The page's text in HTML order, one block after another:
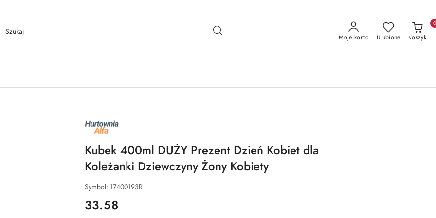
Moje konto Ulubione Koszyk
0
NAZWA
PRODUCENTA:
ALFA
Kubek 400ml DUŻY Prezent Dzień Kobiet dla
Koleżanki Dziewczyny Żony Kobiety
Symbol: 17400193R
cena:
33.58